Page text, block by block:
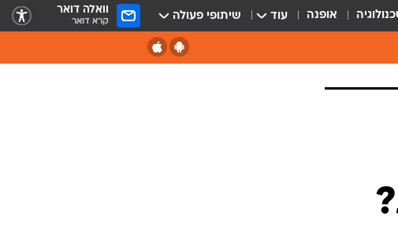
אופנה עוד שיתופי פעולה וואלה דואר
קרא דואר